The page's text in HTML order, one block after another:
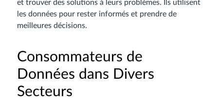
et trouver des solutions à leurs problèmes. Ils utilisent
les données pour rester informés et prendre de
meilleures décisions.
Consommateurs de
Données dans Divers
Secteurs